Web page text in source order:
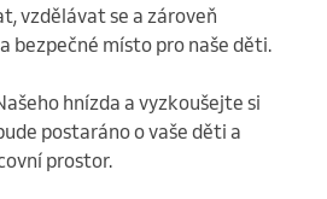
vzdělávat se a zároveň
bezpečné místo pro naše děti.
hnízda a vyzkoušejte si
postaráno o vaše děti a
prostor.